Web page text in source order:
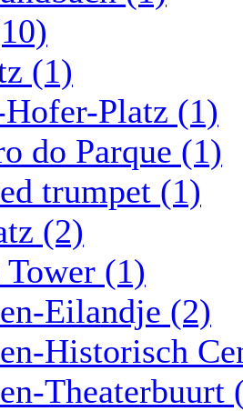
(1)
Platz (1)
do Parque (1)
trumpet (1)
(2)
(1)
Eilandje (2)
Historisch
Theaterbuurt